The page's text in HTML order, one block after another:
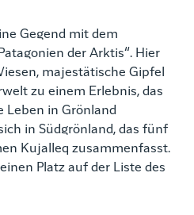
Gegend mit dem
der Arktis“. Hier
majestätische Gipfel
zu einem Erlebnis, das
Leben in Grönland
in Südgrönland, das fünf
Kujalleq zusammenfasst.
Platz auf der Liste des